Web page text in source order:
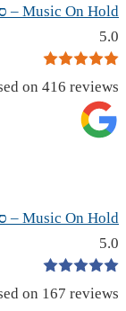
Music On Hold – ספק ארצי לקריינות מקצועית
5.0
on 416 reviews
Music On Hold – ספק ארצי לקריינות מקצועית
5.0
on 167 reviews